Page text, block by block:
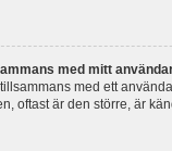
med mitt
med ett
oftast är den större, är